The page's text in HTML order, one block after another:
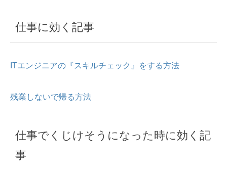
仕事に効く記事
ITエンジニアの『スキルチェック』をする方法
残業しないで帰る方法
仕事でくじけそうになった時に効く記
事